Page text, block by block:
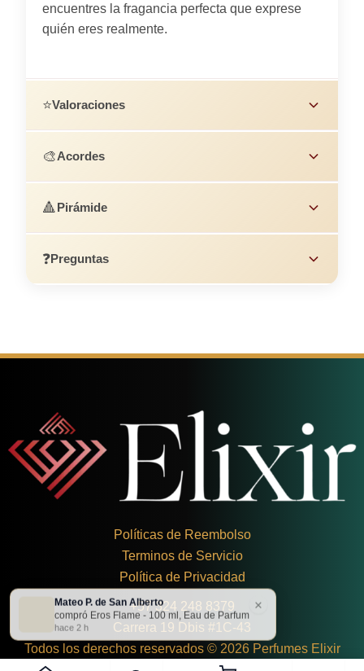
encuentres la fragancia perfecta que exprese
quién eres realmente.
⭐Valoraciones
🎨Acordes
🔺Pirámide
❓Preguntas
Políticas de Reembolso
Terminos de Servicio
Política de Privacidad
+57 324 248 8379
Carrera 19 Dbis #1C-43
Todos los derechos reservados © 2026 Perfumes Elixir
Mateo P. de San Alberto
compró Eros Flame - 100 ml, Eau de Parfum
hace 2 h
×